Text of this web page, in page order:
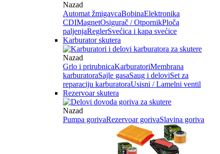
Nazad
Automat žmigavcaBobinaElektronika
CDIMagnetOsigurač / OtpornikPloča
paljenjaReglerSvećica i kapa svećice
Karburator skutera
Nazad
Grlo i prirubnicaKarburatoriMembrana
karburatoraSajle gasaSaug i deloviSet za
reparaciju karburatoraUsisni / Lamelni ventil
Rezervoar skutera
Nazad
Pumpa gorivaRezervoar gorivaSlavina goriva